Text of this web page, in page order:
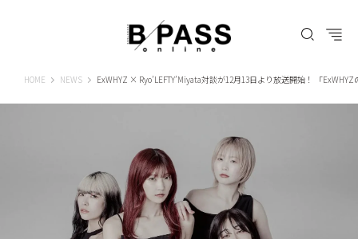
HOME B-PASS ONLINE
NEWS ExWHYZ × Ryo’LEFTY’Miyata対談が12月13日より放送開始！ 「